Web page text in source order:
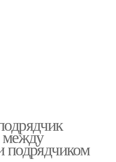
между
подрядчиком